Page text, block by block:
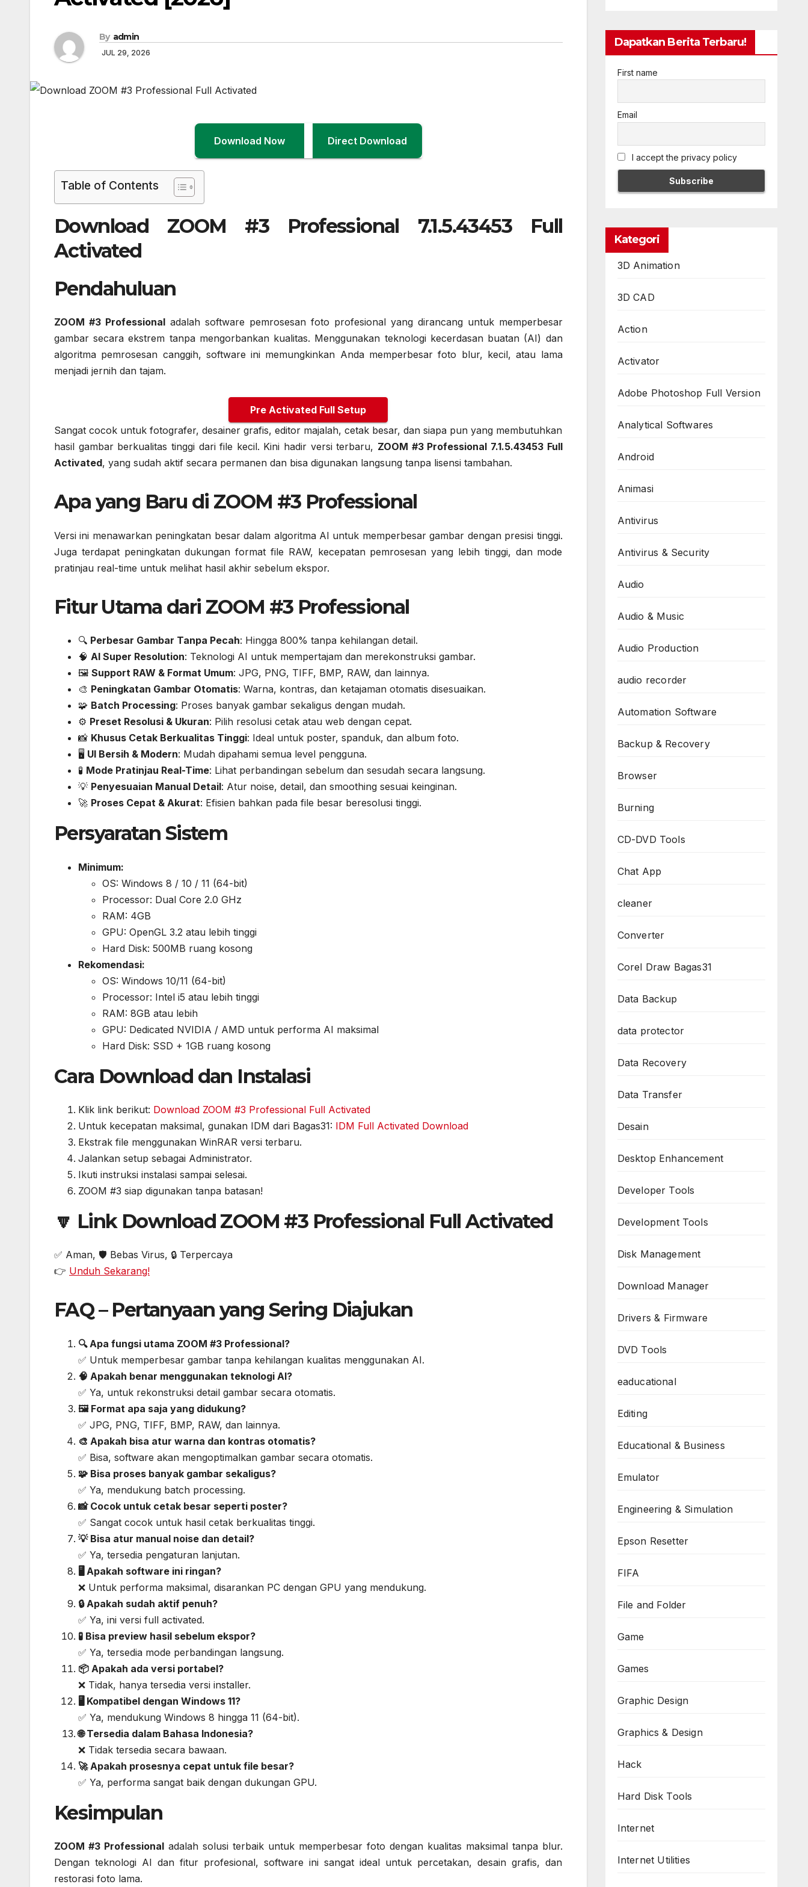
By admin
JUL 29, 2026
Download Now Direct Download
Table of Contents
Download ZOOM #3 Professional 7.1.5.43453 Full
Activated
Pendahuluan
ZOOM #3 Professionaladalah software pemrosesan foto profesional yang dirancang untuk memperbesar
gambar secara ekstrem tanpa mengorbankan kualitas. Menggunakan teknologi kecerdasan buatan (AI) dan
algoritma pemrosesan canggih, software ini memungkinkan Anda memperbesar foto blur, kecil, atau lama
menjadi jernih dan tajam.
Pre Activated Full Setup
Sangat cocok untuk fotografer, desainer grafis, editor majalah, cetak besar, dan siapa pun yang membutuhkan
hasil gambar berkualitas tinggi dari file kecil. Kini hadir versi terbaru, ZOOM #3 Professional 7.1.5.43453 Full
Activated, yang sudah aktif secara permanen dan bisa digunakan langsung tanpa lisensi tambahan.
Apa yang Baru di ZOOM #3 Professional
Versi ini menawarkan peningkatan besar dalam algoritma AI untuk memperbesar gambar dengan presisi tinggi.
Juga terdapat peningkatan dukungan format file RAW, kecepatan pemrosesan yang lebih tinggi, dan mode
pratinjau real-time untuk melihat hasil akhir sebelum ekspor.
Fitur Utama dari ZOOM #3 Professional
🔍 Perbesar Gambar Tanpa Pecah: Hingga 800% tanpa kehilangan detail.
🧠 AI Super Resolution: Teknologi AI untuk mempertajam dan merekonstruksi gambar.
🖼️ Support RAW & Format Umum: JPG, PNG, TIFF, BMP, RAW, dan lainnya.
🎨 Peningkatan Gambar Otomatis: Warna, kontras, dan ketajaman otomatis disesuaikan.
🧩 Batch Processing: Proses banyak gambar sekaligus dengan mudah.
⚙️ Preset Resolusi & Ukuran: Pilih resolusi cetak atau web dengan cepat.
📸 Khusus Cetak Berkualitas Tinggi: Ideal untuk poster, spanduk, dan album foto.
🖥️ UI Bersih & Modern: Mudah dipahami semua level pengguna.
🧪 Mode Pratinjau Real-Time: Lihat perbandingan sebelum dan sesudah secara langsung.
💡 Penyesuaian Manual Detail: Atur noise, detail, dan smoothing sesuai keinginan.
🚀 Proses Cepat & Akurat: Efisien bahkan pada file besar beresolusi tinggi.
Persyaratan Sistem
Minimum:
OS: Windows 8 / 10 / 11 (64-bit)
Processor: Dual Core 2.0 GHz
RAM: 4GB
GPU: OpenGL 3.2 atau lebih tinggi
Hard Disk: 500MB ruang kosong
Rekomendasi:
OS: Windows 10/11 (64-bit)
Processor: Intel i5 atau lebih tinggi
RAM: 8GB atau lebih
GPU: Dedicated NVIDIA / AMD untuk performa AI maksimal
Hard Disk: SSD + 1GB ruang kosong
Cara Download dan Instalasi
Klik link berikut: Download ZOOM #3 Professional Full Activated
Untuk kecepatan maksimal, gunakan IDM dari Bagas31: IDM Full Activated Download
Ekstrak file menggunakan WinRAR versi terbaru.
Jalankan setup sebagai Administrator.
Ikuti instruksi instalasi sampai selesai.
ZOOM #3 siap digunakan tanpa batasan!
🔽 Link Download ZOOM #3 Professional Full Activated
✅ Aman, 🛡️ Bebas Virus, 🔒 Terpercaya
👉 Unduh Sekarang!
FAQ – Pertanyaan yang Sering Diajukan
🔍 Apa fungsi utama ZOOM #3 Professional?
✅ Untuk memperbesar gambar tanpa kehilangan kualitas menggunakan AI.
🧠 Apakah benar menggunakan teknologi AI?
✅ Ya, untuk rekonstruksi detail gambar secara otomatis.
🖼️ Format apa saja yang didukung?
✅ JPG, PNG, TIFF, BMP, RAW, dan lainnya.
🎨 Apakah bisa atur warna dan kontras otomatis?
✅ Bisa, software akan mengoptimalkan gambar secara otomatis.
🧩 Bisa proses banyak gambar sekaligus?
✅ Ya, mendukung batch processing.
📸 Cocok untuk cetak besar seperti poster?
✅ Sangat cocok untuk hasil cetak berkualitas tinggi.
💡 Bisa atur manual noise dan detail?
✅ Ya, tersedia pengaturan lanjutan.
🖥️ Apakah software ini ringan?
❌ Untuk performa maksimal, disarankan PC dengan GPU yang mendukung.
🔒 Apakah sudah aktif penuh?
✅ Ya, ini versi full activated.
🧪 Bisa preview hasil sebelum ekspor?
✅ Ya, tersedia mode perbandingan langsung.
📦 Apakah ada versi portabel?
❌ Tidak, hanya tersedia versi installer.
🖥️ Kompatibel dengan Windows 11?
✅ Ya, mendukung Windows 8 hingga 11 (64-bit).
🌐 Tersedia dalam Bahasa Indonesia?
❌ Tidak tersedia secara bawaan.
🚀 Apakah prosesnya cepat untuk file besar?
✅ Ya, performa sangat baik dengan dukungan GPU.
Kesimpulan
ZOOM #3 Professionaladalah solusi terbaik untuk memperbesar foto dengan kualitas maksimal tanpa blur.
Dengan teknologi AI dan fitur profesional, software ini sangat ideal untuk percetakan, desain grafis, dan
restorasi foto lama.
Dapatkan Berita Terbaru!
First name
Email
I accept the privacy policy
Kategori
3D Animation
3D CAD
Action
Activator
Adobe Photoshop Full Version
Analytical Softwares
Android
Animasi
Antivirus
Antivirus & Security
Audio
Audio & Music
Audio Production
audio recorder
Automation Software
Backup & Recovery
Browser
Burning
CD-DVD Tools
Chat App
cleaner
Converter
Corel Draw Bagas31
Data Backup
data protector
Data Recovery
Data Transfer
Desain
Desktop Enhancement
Developer Tools
Development Tools
Disk Management
Download Manager
Drivers & Firmware
DVD Tools
eaducational
Editing
Educational & Business
Emulator
Engineering & Simulation
Epson Resetter
FIFA
File and Folder
Game
Games
Graphic Design
Graphics & Design
Hack
Hard Disk Tools
Internet
Internet Utilities